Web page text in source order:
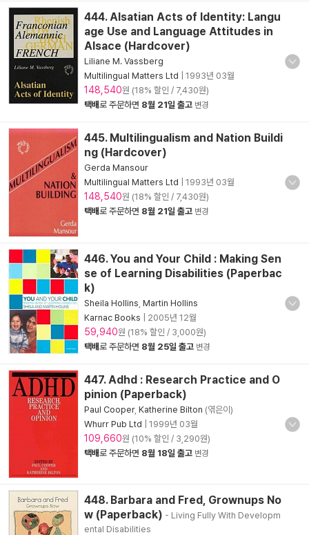
444. Alsatian Acts of Identity: Langu
age Use and Language Attitudes in
Alsace (Hardcover)
Liliane M. Vassberg
Multilingual Matters Ltd
1993년 03월
148,540원 (18% 할인 / 7,430원)
택배로 주문하면 8월 21일 출고 변경
445. Multilingualism and Nation Buildi
ng (Hardcover)
Gerda Mansour
Multilingual Matters Ltd
1993년 03월
148,540원 (18% 할인 / 7,430원)
택배로 주문하면 8월 21일 출고 변경
446. You and Your Child : Making Sen
se of Learning Disabilities (Paperbac
k)
Sheila Hollins Martin Hollins
Karnac Books
2005년 12월
59,940원 (18% 할인 / 3,000원)
택배로 주문하면 8월 25일 출고 변경
447. Adhd : Research Practice and O
pinion (Paperback)
Paul Cooper, Katherine Bilton (엮은이)
Whurr Pub Ltd
1999년 03월
109,660원 (10% 할인 / 3,290원)
택배로 주문하면 8월 18일 출고 변경
448. Barbara and Fred, Grownups No
w (Paperback) - Living Fully With Developm
ental Disabilities